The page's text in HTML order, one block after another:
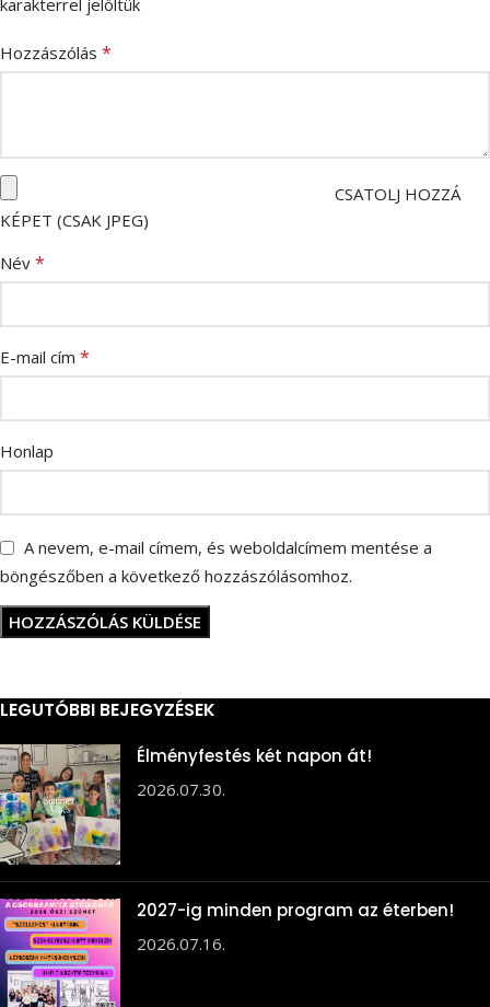
karakterrel jelöltük
Hozzászólás *
CSATOLJ HOZZÁ
KÉPET (CSAK JPEG)
Név *
E-mail cím *
Honlap
A nevem, e-mail címem, és weboldalcímem mentése a
böngészőben a következő hozzászólásomhoz.
LEGUTÓBBI BEJEGYZÉSEK
Élményfestés két napon át!
2026.07.30.
2027-ig minden program az éterben!
2026.07.16.